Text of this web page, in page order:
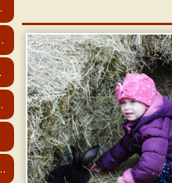
2017.11.09.
- 2017.10.26.
- 2017.10.08.